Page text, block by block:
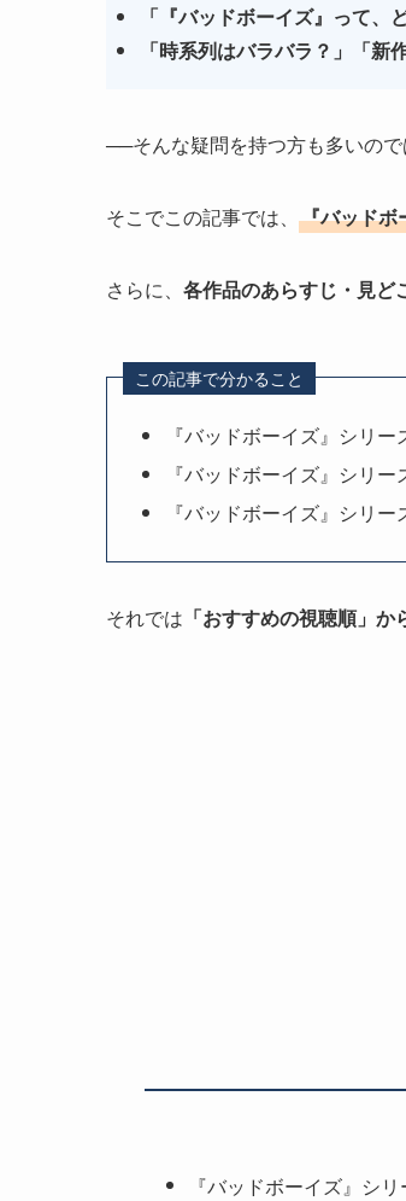
「『バッドボーイズ』って、
「時系列はバラバラ？」「新
──そんな疑問を持つ方も多いので
そこでこの記事では、 『バッドボ
さらに、 各作品のあらすじ・見ど
この記事で分かること
『バッドボーイズ』シリ
『バッドボーイズ』シリー
『バッドボーイズ』シリ
それでは 「おすすめの視聴順」か
『バッドボーイズ』シ